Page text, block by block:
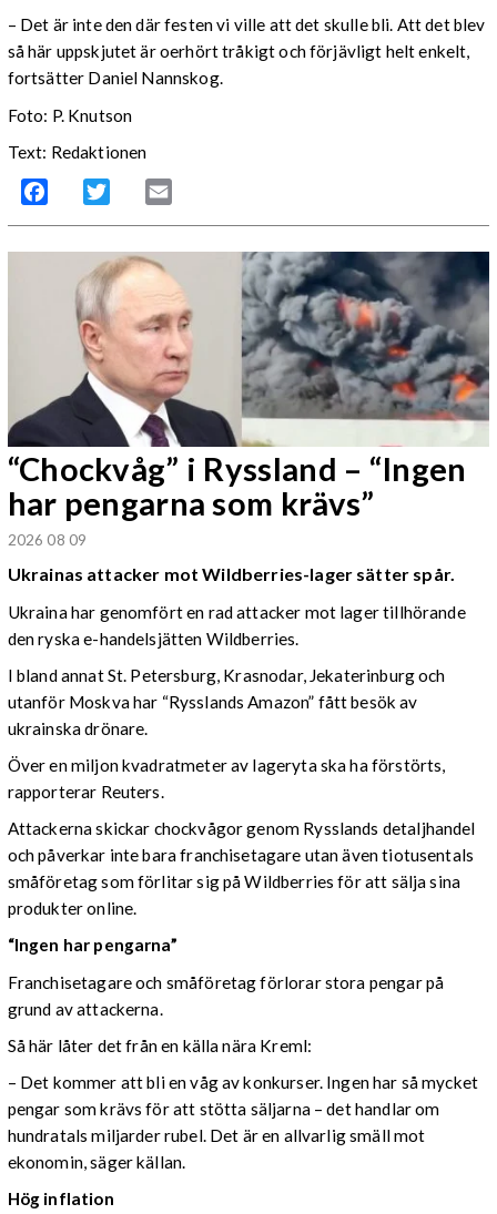
– Det är inte den där festen vi ville att det skulle bli. Att det blev
så här uppskjutet är oerhört tråkigt och förjävligt helt enkelt,
fortsätter Daniel Nannskog.
Foto: P. Knutson
Text: Redaktionen
Facebook Twitter
“Chockvåg” i Ryssland – “Ingen
har pengarna som krävs”
2026 08 09
Ukrainas attacker mot Wildberries-lager sätter spår.
Ukraina har genomfört en rad attacker mot lager tillhörande
den ryska e-handelsjätten Wildberries.
I bland annat St. Petersburg, Krasnodar, Jekaterinburg och
utanför Moskva har “Rysslands Amazon” fått besök av
ukrainska drönare.
Över en miljon kvadratmeter av lageryta ska ha förstörts,
rapporterar Reuters.
Attackerna skickar chockvågor genom Rysslands detaljhandel
och påverkar inte bara franchisetagare utan även tiotusentals
småföretag som förlitar sig på Wildberries för att sälja sina
produkter online.
“Ingen har pengarna”
Franchisetagare och småföretag förlorar stora pengar på
grund av attackerna.
Så här låter det från en källa nära Kreml:
– Det kommer att bli en våg av konkurser. Ingen har så mycket
pengar som krävs för att stötta säljarna – det handlar om
hundratals miljarder rubel. Det är en allvarlig smäll mot
ekonomin, säger källan.
Hög inflation